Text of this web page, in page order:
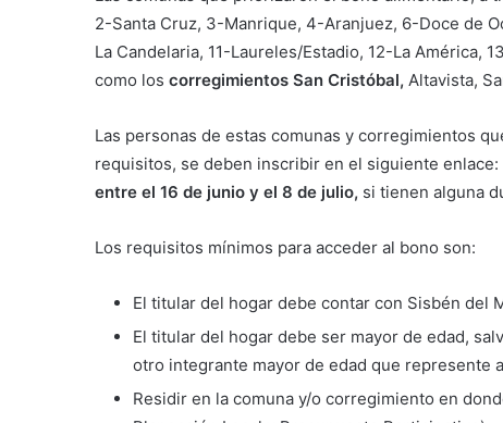
2-Santa Cruz, 3-Manrique, 4-Aranjuez, 6-Doce de
La Candelaria, 11-Laureles/Estadio, 12-La América,
como los corregimientos San Cristóbal, Altavista,
Las personas de estas comunas y corregimientos
requisitos, se deben inscribir en el siguiente enlace:
entre el 16 de junio y el 8 de julio, si tienen alguna
Los requisitos mínimos para acceder al bono son:
El titular del hogar debe contar con Sisbén del
El titular del hogar debe ser mayor de edad,
otro integrante mayor de edad que represente
Residir en la comuna y/o corregimiento en